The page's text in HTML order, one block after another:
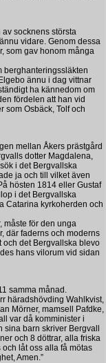
socknens största
vidare. Genom dessa
som gav honom många
berghanteringssläkten
ännu i dag vittnar
ha kännedom om
fördelen att han vid
som Osbäck, Tolf och
mellan Åkers prästgård
dotter Magdalena,
i det Bergvallska
ja och till vilket även
hösten 1814 eller Gustaf
i det Bergvallska
Catarina kyrkoherden och
måste för den unga
där faderns och moderns
och det Bergvallska blevo
hans vilorum vid sidan
samma månad.
häradshövding Wahlkvist,
Mörner, mamsell Pafdke,
var då komminister i
barn skriver Bergvall
och 8 döttrar, alla friska
låt oss alla få mötas
Amen.”